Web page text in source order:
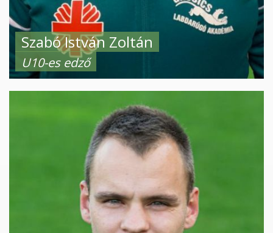
Szabó István Zoltán
U10-es edző